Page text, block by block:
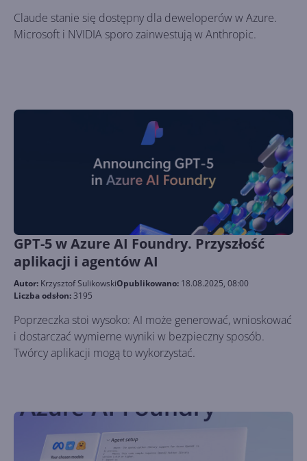
Claude stanie się dostępny dla deweloperów w Azure.
Microsoft i NVIDIA sporo zainwestują w Anthropic.
GPT-5 w Azure AI Foundry. Przyszłość
aplikacji i agentów AI
Autor: Krzysztof SulikowskiOpublikowano: 18.08.2025, 08:00
Liczba odsłon:3195
Poprzeczka stoi wysoko: AI może generować, wnioskować
i dostarczać wymierne wyniki w bezpieczny sposób.
Twórcy aplikacji mogą to wykorzystać.